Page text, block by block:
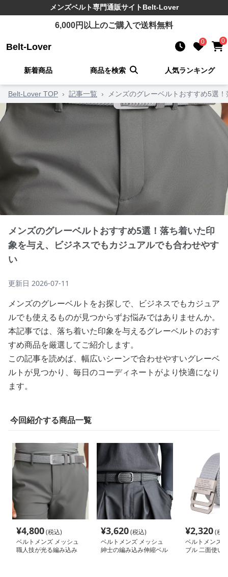
メンズベルト専門通販サイトBelt-Lover
6,000円以上のご購入で送料無料
Belt-Lover 0 0
新着商品 商品を検索 人気ランキング
Belt-Lover TOP › 記事一覧 › メンズのグレーベルトおすすめ5選
メンズのグレーベルトおすすめ5選！落ち着いた印
象を与え、ビジネスでもカジュアルでも合わせやす
い
更新日 2026-07-11
メンズのグレーベルトをお探しで、ビジネスでもカジュア
ルでも使えるものが見つからずお悩みではありませんか。
本記事では、落ち着いた印象を与えるグレーベルトのおす
すめ商品を厳選してご紹介します。
この記事を読めば、幅広いシーンで合わせやすいグレーベ
ルトが見つかり、毎日のコーディネートがより快適になり
ます。
今回紹介する商品一覧
¥4,800(税込)
ベルトメンズ メッシュ
職人技が光る編み込み
¥3,620(税込)
ベルトメンズ メッシュ
紳士の編み込み伸縮ベル
¥2,320(税
ベルトメンズ
ブル 二面使い